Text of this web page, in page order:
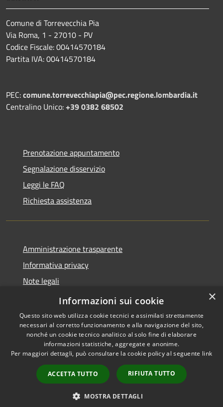
Comune di Torrevecchia Pia
Via Roma, 1 - 27010 - PV
Codice Fiscale: 00414570184
Partita IVA: 00414570184
PEC:comune.torrevecchiapia@pec.regione.lombardia.it
Centralino Unico:+39 0382 68502
Prenotazione appuntamento
Segnalazione disservizio
Leggi le FAQ
Richiesta assistenza
Amministrazione trasparente
Informativa privacy
Note legali
Dichiarazione di accessibilità
Accessibilità
Copyright © 2026 • Comune di
Torrevecchia Pia • Powered by
Municipium•
Accesso
redazione
×
Informazioni sui cookie
Questo sito web utilizza cookie tecnici e assimilati strettamente
necessari al corretto funzionamento e alla navigazione del sito,
nonché un cookie tecnico analitico al solo fine di elaborare
informazioni statistiche, aggregate e anonime.
Per maggiori dettagli, può consultare la cookie policy al seguente link
ACCETTA TUTTO RIFIUTA TUTTO
MOSTRA DETTAGLI